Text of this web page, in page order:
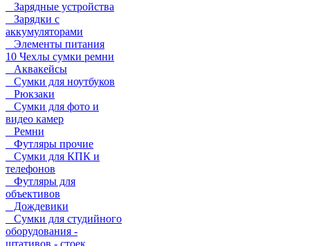
Зарядные устройства
Зарядки с
аккумуляторами
Элементы питания
10 Чехлы сумки ремни
Аквакейсы
Сумки для ноутбуков
Рюкзаки
Сумки для фото и
видео камер
Ремни
Футляры прочие
Сумки для КПК и
телефонов
Футляры для
объективов
Дождевики
Сумки для студийного
оборудования -
штативов - стоек